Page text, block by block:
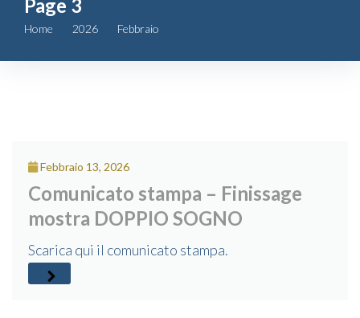
Attività
Contributi
San Michele
Contatti
Page 3
Home 2026 Febbraio
Febbraio 13, 2026
Comunicato stampa – Finissage
mostra DOPPIO SOGNO
Scarica qui il comunicato stampa.